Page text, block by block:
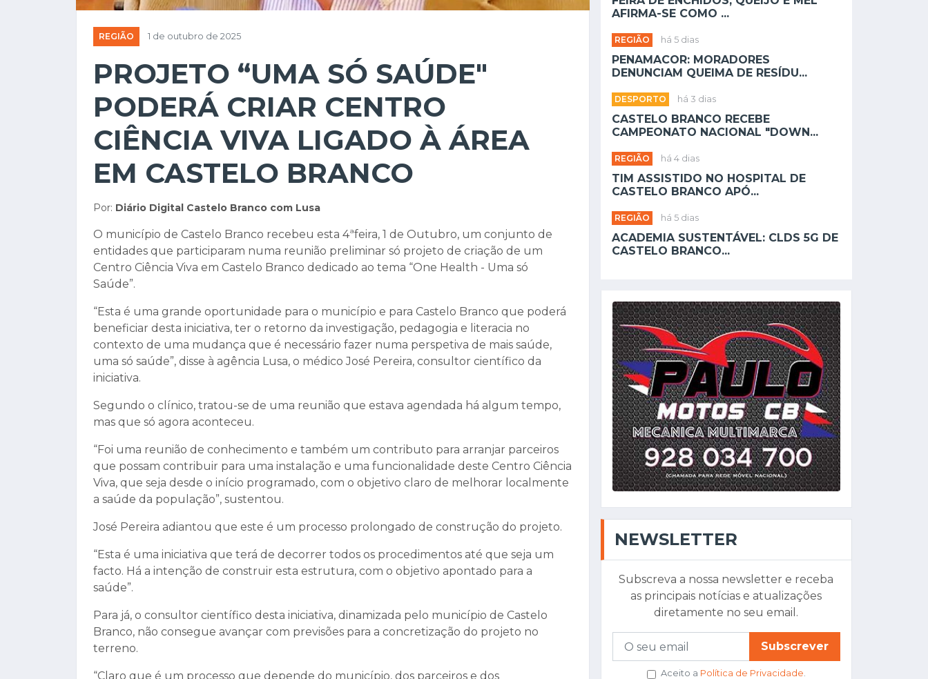
REGIÃO 1 de outubro de 2025
PROJETO “UMA SÓ SAÚDE"
PODERÁ CRIAR CENTRO
CIÊNCIA VIVA LIGADO À ÁREA
EM CASTELO BRANCO
Por: Diário Digital Castelo Branco com Lusa
O município de Castelo Branco recebeu esta 4ªfeira, 1 de Outubro, um conjunto de
entidades que participaram numa reunião preliminar só projeto de criação de um
Centro Ciência Viva em Castelo Branco dedicado ao tema “One Health - Uma só
Saúde”.
“Esta é uma grande oportunidade para o município e para Castelo Branco que poderá
beneficiar desta iniciativa, ter o retorno da investigação, pedagogia e literacia no
contexto de uma mudança que é necessário fazer numa perspetiva de mais saúde,
uma só saúde”, disse à agência Lusa, o médico José Pereira, consultor científico da
iniciativa.
Segundo o clínico, tratou-se de uma reunião que estava agendada há algum tempo,
mas que só agora aconteceu.
“Foi uma reunião de conhecimento e também um contributo para arranjar parceiros
que possam contribuir para uma instalação e uma funcionalidade deste Centro Ciência
Viva, que seja desde o início programado, com o objetivo claro de melhorar localmente
a saúde da população”, sustentou.
José Pereira adiantou que este é um processo prolongado de construção do projeto.
“Esta é uma iniciativa que terá de decorrer todos os procedimentos até que seja um
facto. Há a intenção de construir esta estrutura, com o objetivo apontado para a
saúde”.
Para já, o consultor científico desta iniciativa, dinamizada pelo município de Castelo
Branco, não consegue avançar com previsões para a concretização do projeto no
terreno.
“Claro que é um processo que depende do município, dos parceiros e dos
AFIRMA-SE COMO ...
REGIÃO há 5 dias
PENAMACOR: MORADORES
DENUNCIAM QUEIMA DE RESÍDU...
DESPORTO há 3 dias
CASTELO BRANCO RECEBE
CAMPEONATO NACIONAL "DOWN...
REGIÃO há 4 dias
TIM ASSISTIDO NO HOSPITAL DE
CASTELO BRANCO APÓ...
REGIÃO há 5 dias
ACADEMIA SUSTENTÁVEL: CLDS 5G DE
CASTELO BRANCO...
NEWSLETTER
Subscreva a nossa newsletter e receba
as principais notícias e atualizações
diretamente no seu email.
Subscrever
Aceito a Política de Privacidade.